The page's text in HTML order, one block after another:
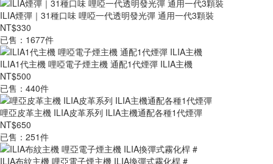
ILIA煙彈｜31種口味 哩啞一代透明發光彈 通用一代3顆裝
NT$330
已售：1677件
ILIA1代主機 哩啞電子煙主機 通配1代煙彈 ILIA主機
NT$500
已售：440件
哩亞皮革主機 ILIA皮革系列 ILIA主機通配各種1代煙彈
NT$650
已售：251件
ILIA布紋主機 哩亞電子煙主機 ILIA換彈式霧化桿 #